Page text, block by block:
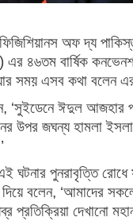
অফ দ্য
৪৬তম বার্ষিক
সময় এসব কথা বলেন
‘সুইডেনে ঈদুল আজহার
উপর জঘন্য হামলা
ঘটনার পুনরাবৃত্তি
বলেন, ‘আমাদের
প্রতিক্রিয়া দেখানো